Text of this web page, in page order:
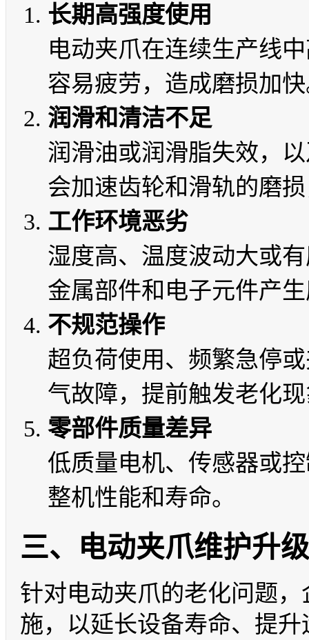
长期高强度使用
电动夹爪在连续生产线
容易疲劳，造成磨损加
润滑和清洁不足
润滑油或润滑脂失效，
会加速齿轮和滑轨的磨
工作环境恶劣
湿度高、温度波动大或
金属部件和电子元件产
不规范操作
超负荷使用、频繁急停
气故障，提前触发老化
零部件质量差异
低质量电机、传感器或
整机性能和寿命。
三、电动夹爪维护升
针对电动夹爪的老化问题
施，以延长设备寿命、提